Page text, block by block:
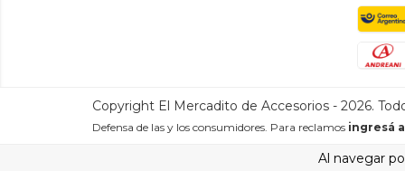
Al navegar
Copyright El Mercadito de Accesorios - 2026.
Defensa de las y los consumidores. Para reclamos ingresá